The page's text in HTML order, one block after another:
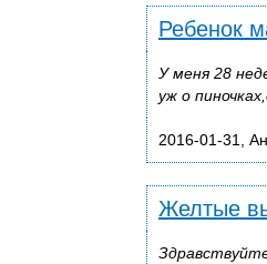
Ребенок
У меня 28
уж о
2016-01-31,
Желтые